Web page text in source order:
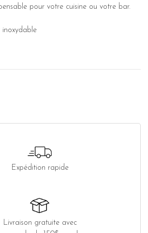
pour votre cuisine ou votre bar.
Expédition rapide
Livraison gratuite avec